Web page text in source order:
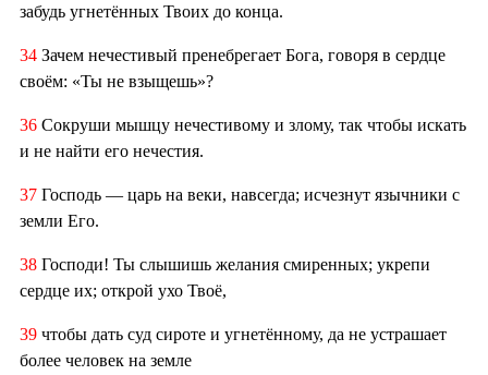
забудь угнетённых Твоих до конца.
34 Зачем нечестивый пренебрегает Бога, говоря в сердце
своём: «Ты не взыщешь»?
36 Сокруши мышцу нечестивому и злому, так чтобы искать
и не найти его нечестия.
37 Господь — царь на веки, навсегда; исчезнут язычники с
земли Его.
38 Господи! Ты слышишь желания смиренных; укрепи
сердце их; открой ухо Твоё,
39 чтобы дать суд сироте и угнетённому, да не устрашает
более человек на земле